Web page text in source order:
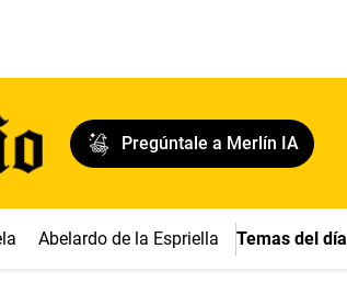
Pregúntale a Merlín IA
Abelardo de la Espriella Temas del día